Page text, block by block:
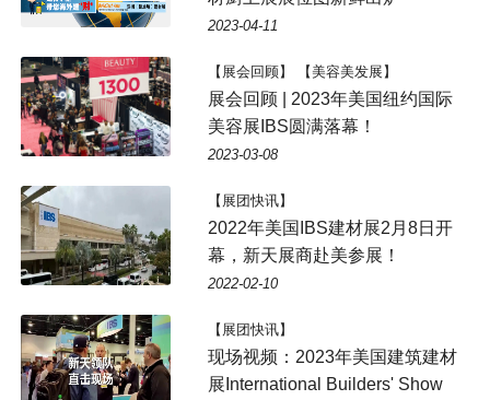
2023-04-11
【展会回顾】 【美容美发展】
展会回顾 | 2023年美国纽约国际
美容展IBS圆满落幕！
2023-03-08
【展团快讯】
2022年美国IBS建材展2月8日开
幕，新天展商赴美参展！
2022-02-10
【展团快讯】
现场视频：2023年美国建筑建材
展International Builders' Show